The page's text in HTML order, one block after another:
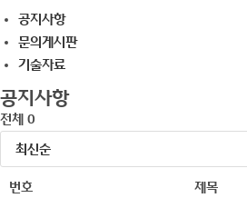
공지사항
문의게시판
기술자료
공지사항
전체 0
번호 제목